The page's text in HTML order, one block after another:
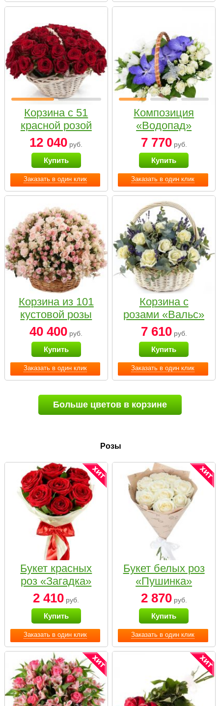
Заказать в один клик
Корзина с 51
красной розой
12 040 руб.
Купить
Заказать в один клик
Композиция
«Водопад»
7 770руб.
Купить
Заказать в один клик
Корзина из 101
кустовой розы
нежных тонов
40 400 руб.
Купить
Заказать в один клик
Корзина с
розами «Вальс»
7 610руб.
Купить
Больше цветов в корзине
Розы
Заказать в один клик
Букет красных
роз «Загадка»
2 410 руб.
Купить
Заказать в один клик
Букет белых роз
«Пушинка»
2 870руб.
Купить